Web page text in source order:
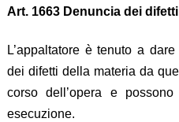
Art. 1663 Denuncia dei
L’appaltatore è tenuto a
dei difetti della materia da
corso dell’opera e
esecuzione.